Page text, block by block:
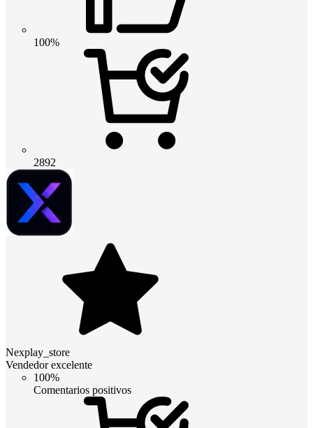
100%
2892
Nexplay_store
Vendedor excelente
100%
Comentarios positivos